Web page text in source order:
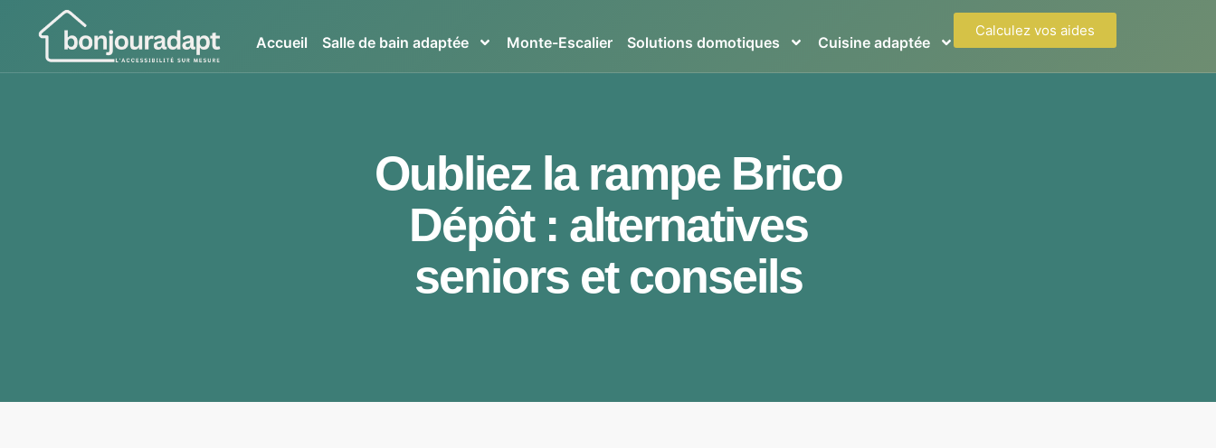
Accueil Salle de bain adaptée Monte-Escalier Solutions domotiques Cuisine adaptée
Calculez vos aides
Oubliez la rampe Brico
Dépôt : alternatives
seniors et conseils